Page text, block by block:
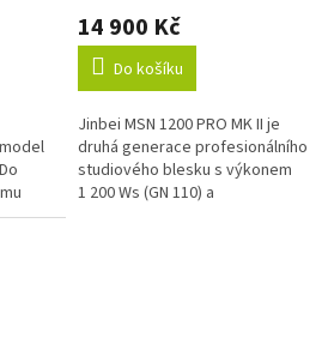
14 900 Kč
Do košíku
Jinbei MSN 1200 PRO MK II je
druhá generace profesionálního
studiového blesku s výkonem
1 200 Ws (GN 110) a